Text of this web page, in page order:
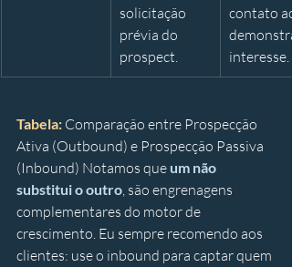
solicitação
prévia do
prospect.
contato ao
interesse.
Tabela: Comparação entre Prospecção
Ativa (Outbound) e Prospecção Passiva
(Inbound) Notamos que um não
substitui o outro, são engrenagens
complementares do motor de
crescimento. Eu sempre recomendo aos
clientes: use o inbound para captar quem